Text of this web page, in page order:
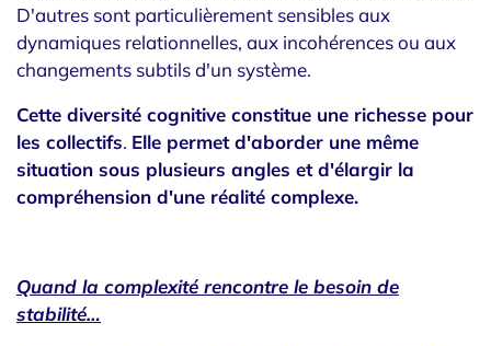
D'autres sont particulièrement sensibles aux
dynamiques relationnelles, aux incohérences ou aux
changements subtils d'un système.
Cette diversité cognitive constitue une richesse pour
les collectifs. Elle permet d'aborder une même
situation sous plusieurs angles et d'élargir la
compréhension d'une réalité complexe.
Quand la complexité rencontre le besoin de
stabilité…